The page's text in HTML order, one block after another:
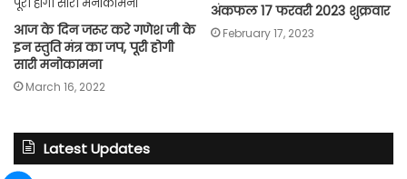
आज के दिन जरूर करे गणेश जी के
इन स्तुति मंत्र का जप, पूरी होगी
सारी मनोकामना
March 16, 2022
अंकफल 17 फरवरी 2023 शुक्रवार
February 17, 2023
Latest Updates